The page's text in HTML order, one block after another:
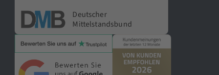
Deutscher
Mittelstandsbund